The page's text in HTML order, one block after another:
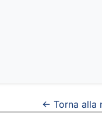
← Torna alla